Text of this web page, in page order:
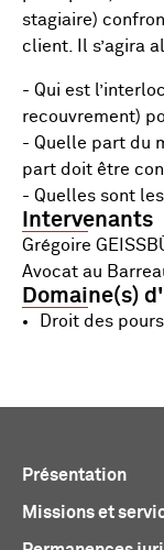
stagiaire)
client. Il s’agira
- Qui est
recouvrement)
- Quelle part du
part doit être
- Quelles sont
Intervenants
Grégoire
Avocat au
Domaine(s)
Droit des
Présentation
Missions et